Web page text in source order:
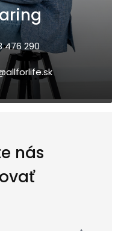
476 290
nás